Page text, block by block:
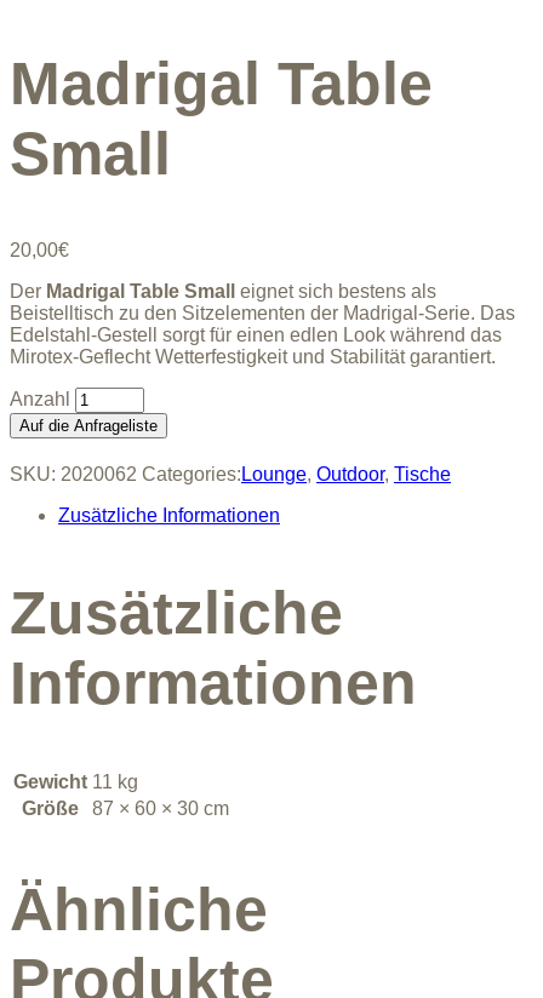
Madrigal Table
Small
20,00€
Der Madrigal Table Small
eignet sich bestens als
Beistelltisch zu den Sitzelementen der Madrigal-Serie. Das
Edelstahl-Gestell sorgt für einen edlen Look während das
Mirotex-Geflecht Wetterfestigkeit und Stabilität garantiert.
Madrigal
Table
Small
quantity
Auf die Anfrageliste
SKU: 2020062 Categories: Lounge, Outdoor, Tische
Zusätzliche Informationen
Zusätzliche
Informationen
Gewicht 11 kg
Größe
87 × 60 × 30 cm
Ähnliche
Produkte